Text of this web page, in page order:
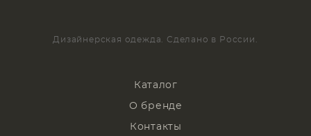
Дизайнерская одежда. Сделано в России.
Каталог
О бренде
Контакты